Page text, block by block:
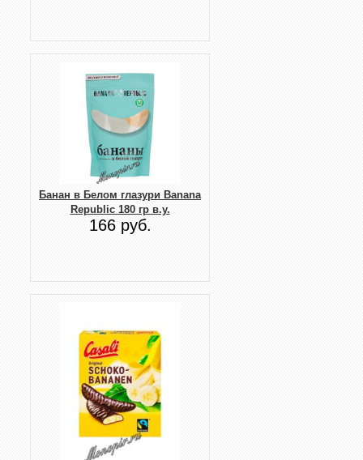
Банан в Белом глазури Banana
Republic 180 гр в.у.
166 руб.